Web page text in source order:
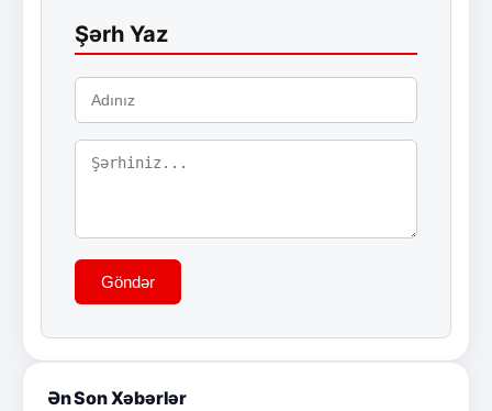
Şərh Yaz
Göndər
Ən Son Xəbərlər